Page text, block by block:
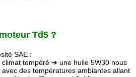
Td5 ?
SAE :
climat tempéré ➔ une huile 5W30 nous
des températures ambiantes allant